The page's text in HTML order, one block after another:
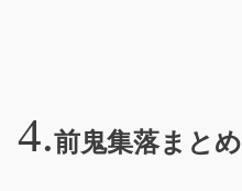
前鬼集落まとめ